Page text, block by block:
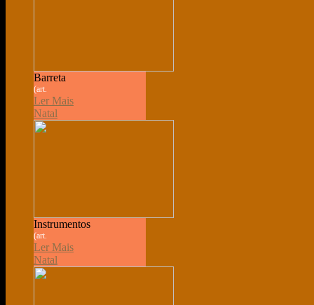
Barreta
(art.
Ler Mais
Natal
Instrumentos
(art.
Ler Mais
Natal